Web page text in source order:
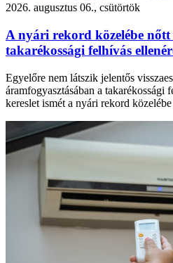
2026. augusztus 06., csütörtök
A nyári rekord közelébe nőtt
takarékossági felhívás
Egyelőre nem látszik jelentős
áramfogyasztásában a takarékossági
kereslet ismét a nyári rekord